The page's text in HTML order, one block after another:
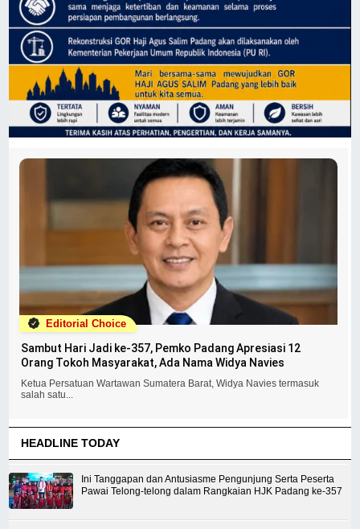
Editorial Choice
Sambut Hari Jadi ke-357, Pemko Padang Apresiasi 12
Orang Tokoh Masyarakat, Ada Nama Widya Navies
Ketua Persatuan Wartawan Sumatera Barat, Widya Navies termasuk
salah satu...
HEADLINE TODAY
Ini Tanggapan dan Antusiasme Pengunjung Serta Peserta
Pawai Telong-telong dalam Rangkaian HJK Padang ke-357